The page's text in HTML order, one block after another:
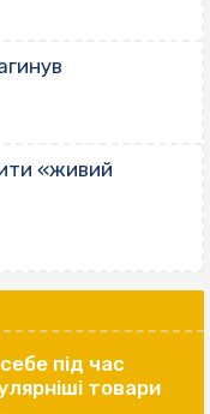
«живий
під час
товари